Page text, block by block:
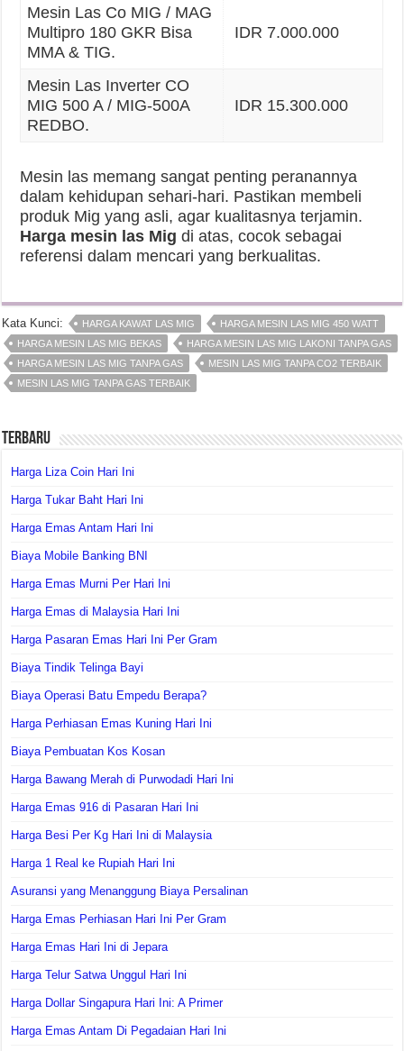
Mesin Las Co MIG / MAG
Multipro 180 GKR Bisa
MMA & TIG.
IDR 7.000.000
Mesin Las Inverter CO
MIG 500 A / MIG-500A
REDBO.
IDR 15.300.000
Mesin las memang sangat penting peranannya
dalam kehidupan sehari-hari. Pastikan membeli
produk Mig yang asli, agar kualitasnya terjamin.
Harga mesin las Mig di atas, cocok sebagai
referensi dalam mencari yang berkualitas.
Kata Kunci: HARGA KAWAT LAS MIG
HARGA MESIN LAS MIG 450 WATT
HARGA MESIN LAS MIG BEKAS
HARGA MESIN LAS MIG LAKONI TANPA GAS
HARGA MESIN LAS MIG TANPA GAS
MESIN LAS MIG TANPA CO2 TERBAIK
MESIN LAS MIG TANPA GAS TERBAIK
Terbaru
Harga Liza Coin Hari Ini
Harga Tukar Baht Hari Ini
Harga Emas Antam Hari Ini
Biaya Mobile Banking BNI
Harga Emas Murni Per Hari Ini
Harga Emas di Malaysia Hari Ini
Harga Pasaran Emas Hari Ini Per Gram
Biaya Tindik Telinga Bayi
Biaya Operasi Batu Empedu Berapa?
Harga Perhiasan Emas Kuning Hari Ini
Biaya Pembuatan Kos Kosan
Harga Bawang Merah di Purwodadi Hari Ini
Harga Emas 916 di Pasaran Hari Ini
Harga Besi Per Kg Hari Ini di Malaysia
Harga 1 Real ke Rupiah Hari Ini
Asuransi yang Menanggung Biaya Persalinan
Harga Emas Perhiasan Hari Ini Per Gram
Harga Emas Hari Ini di Jepara
Harga Telur Satwa Unggul Hari Ini
Harga Dollar Singapura Hari Ini: A Primer
Harga Emas Antam Di Pegadaian Hari Ini